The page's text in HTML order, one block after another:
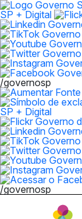
SP + Digital
/governosp
SP + Digital
/governosp